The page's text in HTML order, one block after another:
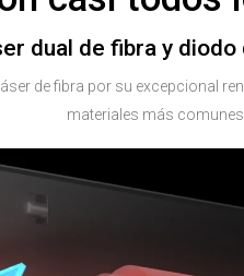
dual de fibra y
de fibra por su excepcional
materiales más